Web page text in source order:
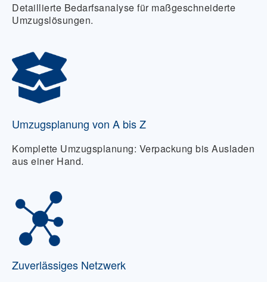
Detaillierte Bedarfsanalyse für maßgeschneiderte
Umzugslösungen.
Umzugsplanung von A bis Z
Komplette Umzugsplanung: Verpackung bis Ausladen
aus einer Hand.
Zuverlässiges Netzwerk